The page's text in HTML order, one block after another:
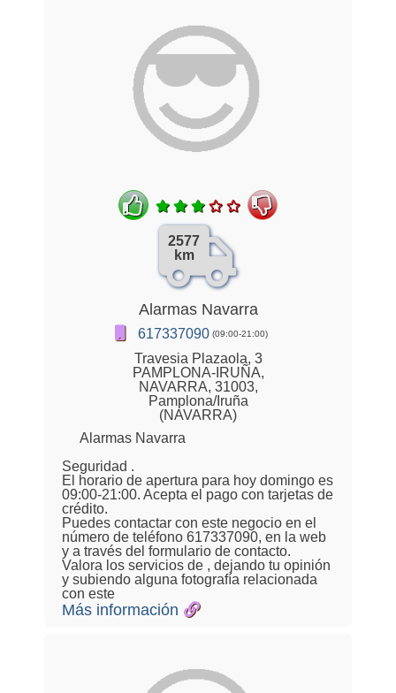
2577
km
Alarmas Navarra
617337090 (09:00-21:00)
Travesia Plazaola, 3
PAMPLONA-IRUÑA,
NAVARRA, 31003,
Pamplona/Iruña
(NAVARRA)
Alarmas Navarra
Seguridad .
El horario de apertura para hoy domingo es
09:00-21:00. Acepta el pago con tarjetas de
crédito.
Puedes contactar con este negocio en el
número de teléfono 617337090, en la web
y a través del formulario de contacto.
Valora los servicios de , dejando tu opinión
y subiendo alguna fotografía relacionada
con este
Más información